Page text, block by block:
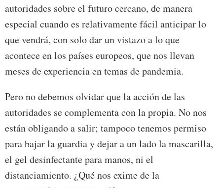
autoridades sobre el futuro cercano, de manera
especial cuando es relativamente fácil anticipar lo
que vendrá, con solo dar un vistazo a lo que
acontece en los países europeos, que nos llevan
meses de experiencia en temas de pandemia.
Pero no debemos olvidar que la acción de las
autoridades se complementa con la propia. No nos
están obligando a salir; tampoco tenemos permiso
para bajar la guardia y dejar a un lado la mascarilla,
el gel desinfectante para manos, ni el
distanciamiento. ¿Qué nos exime de la